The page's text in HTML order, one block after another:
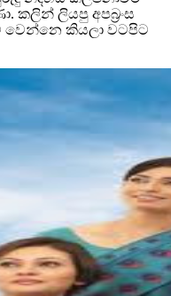
කලින් ලියපු අපබ්‍රංස
වෙන්නෙ කියලා වටපිට